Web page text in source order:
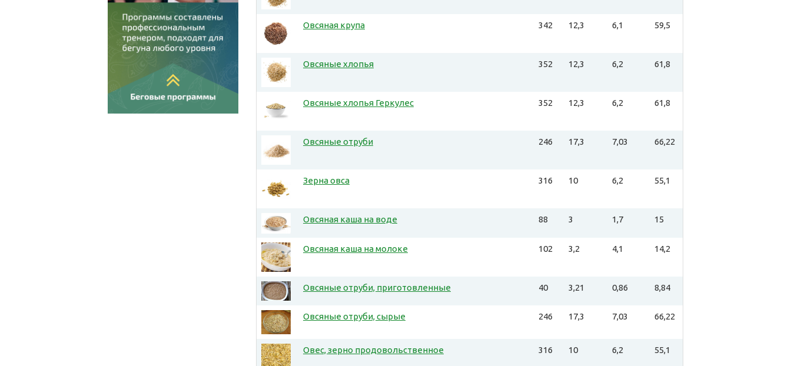
Овсяная крупа 342 12,3 6,1 59,5
Овсяные хлопья 352 12,3 6,2 61,8
Овсяные хлопья Геркулес 352 12,3 6,2 61,8
Овсяные отруби 246 17,3 7,03 66,22
Зерна овса 316 10 6,2 55,1
Овсяная каша на воде 88 3 1,7 15
Овсяная каша на молоке 102 3,2 4,1 14,2
Овсяные отруби, приготовленные 40 3,21 0,86 8,84
Овсяные отруби, сырые 246 17,3 7,03 66,22
Овес, зерно продовольственное 316 10 6,2 55,1